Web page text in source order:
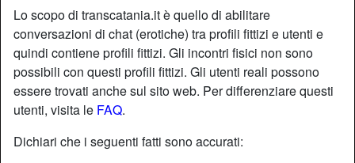
Lo scopo di transcatania.it è quello di abilitare
conversazioni di chat (erotiche) tra profili fittizi e utenti e
quindi contiene profili fittizi. Gli incontri fisici non sono
possibili con questi profili fittizi. Gli utenti reali possono
essere trovati anche sul sito web. Per differenziare questi
utenti, visita le FAQ.
Dichiari che i seguenti fatti sono accurati:
starAggiungi chatChatta adesso